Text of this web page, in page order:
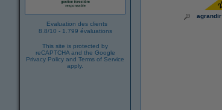
Evaluation des clients
8.8/10 - 1.799 évaluations
This site is protected by
reCAPTCHA and the Google
Privacy Policy and Terms of Service
apply.
agrandir